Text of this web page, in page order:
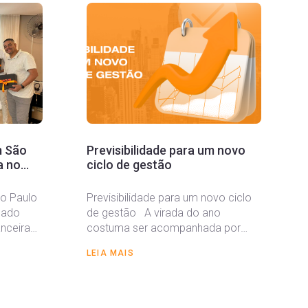
São
no
Paulo
Previsibilidade para um novo
ciclo de gestão
Previsibilidade para um novo ciclo
de gestão A virada do ano
costuma ser acompanhada por
planejamento...
LEIA MAIS